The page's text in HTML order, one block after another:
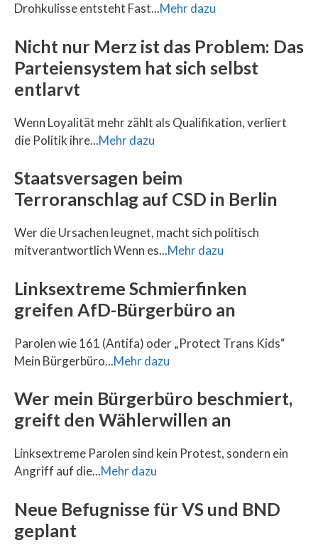
Drohkulisse entsteht Fast...Mehr dazu
Nicht nur Merz ist das Problem: Das
Parteiensystem hat sich selbst
entlarvt
Wenn Loyalität mehr zählt als Qualifikation, verliert
die Politik ihre...Mehr dazu
Staatsversagen beim
Terroranschlag auf CSD in Berlin
Wer die Ursachen leugnet, macht sich politisch
mitverantwortlich Wenn es...Mehr dazu
Linksextreme Schmierfinken
greifen AfD-Bürgerbüro an
Parolen wie 161 (Antifa) oder „Protect Trans Kids“
Mein Bürgerbüro...Mehr dazu
Wer mein Bürgerbüro beschmiert,
greift den Wählerwillen an
Linksextreme Parolen sind kein Protest, sondern ein
Angriff auf die...Mehr dazu
Neue Befugnisse für VS und BND
geplant